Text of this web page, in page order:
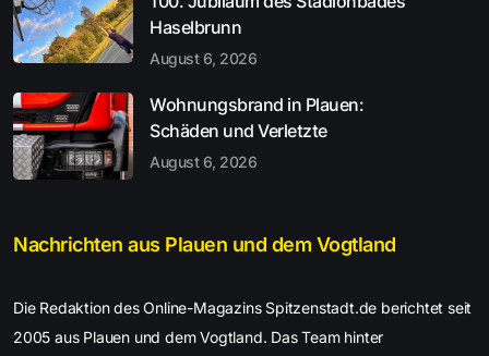
Haselbrunn
August 6, 2026
Wohnungsbrand in Plauen:
Schäden und Verletzte
August 6, 2026
Nachrichten aus Plauen und dem Vogtland
Die Redaktion des Online-Magazins Spitzenstadt.de berichtet seit
2005 aus Plauen und dem Vogtland. Das Team hinter